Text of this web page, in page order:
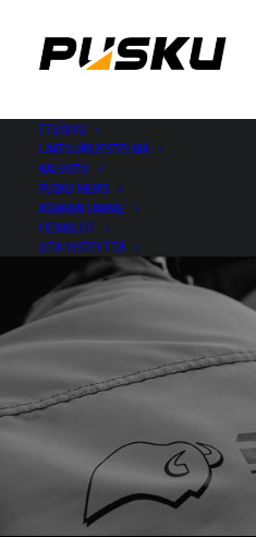
ETUSIVU
LAATUJÄRJESTELMÄ
KALUSTO
PUSKU NEWS
ASIAKKAITAMME
HENKILÖT
OTA YHTEYTTÄ